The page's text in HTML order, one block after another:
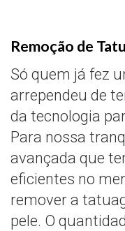
Remoção de
Só quem já fez
arrependeu de
da tecnologia
Para nossa
avançada que
eficientes no
remover a
pele. O